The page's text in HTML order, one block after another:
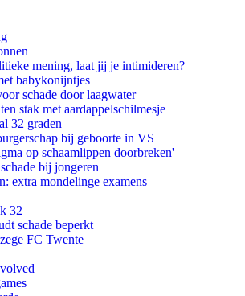
mening, laat jij je intimideren?
babykonijntjes
schade door laagwater
stak met aardappelschilmesje
32 graden
bij geboorte in VS
op schaamlippen doorbreken'
bij jongeren
extra mondelinge examens
32
schade beperkt
FC Twente